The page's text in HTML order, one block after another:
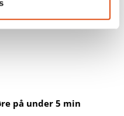
på under 5 min